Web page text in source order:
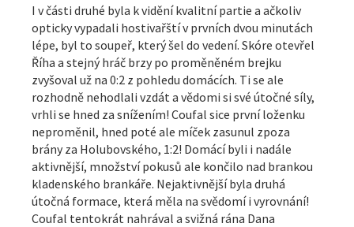
I v části druhé byla k vidění kvalitní partie a ačkoliv
opticky vypadali hostivařští v prvních dvou minutách
lépe, byl to soupeř, který šel do vedení. Skóre otevřel
Říha a stejný hráč brzy po proměněném brejku
zvyšoval už na 0:2 z pohledu domácích. Ti se ale
rozhodně nehodlali vzdát a vědomi si své útočné síly,
vrhli se hned za snížením! Coufal sice první loženku
neproměnil, hned poté ale míček zasunul zpoza
brány za Holubovského, 1:2! Domácí byli i nadále
aktivnější, množství pokusů ale končilo nad brankou
kladenského brankáře. Nejaktivnější byla druhá
útočná formace, která měla na svědomí i vyrovnání!
Coufal tentokrát nahrával a svižná rána Dana